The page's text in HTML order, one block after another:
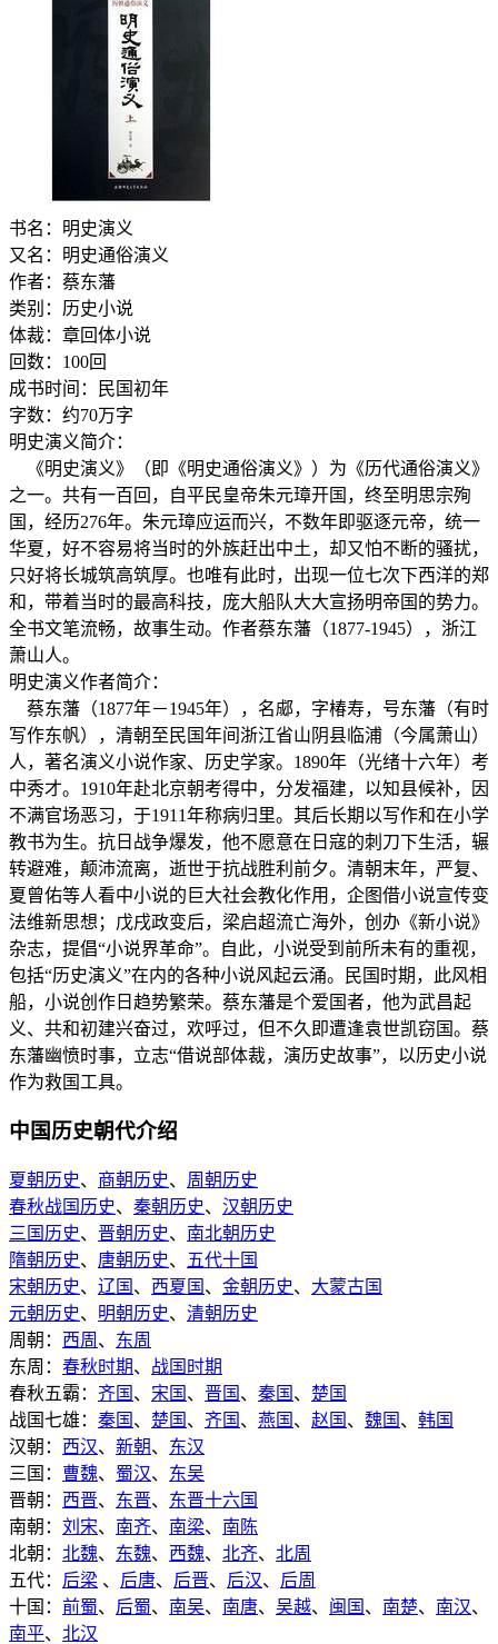
书名：明史演义
又名：明史通俗演义
作者：蔡东藩
类别：历史小说
体裁：章回体小说
回数：100回
成书时间：民国初年
字数：约70万字
明史演义简介：
《明史演义》（即《明史通俗演义》）为《历代通俗演义》
之一。共有一百回，自平民皇帝朱元璋开国，终至明思宗殉
国，经历276年。朱元璋应运而兴，不数年即驱逐元帝，统一
华夏，好不容易将当时的外族赶出中土，却又怕不断的骚扰，
只好将长城筑高筑厚。也唯有此时，出现一位七次下西洋的郑
和，带着当时的最高科技，庞大船队大大宣扬明帝国的势力。
全书文笔流畅，故事生动。作者蔡东藩（1877-1945），浙江
萧山人。
明史演义作者简介：
蔡东藩（1877年－1945年），名郕，字椿寿，号东藩（有时
写作东帆），清朝至民国年间浙江省山阴县临浦（今属萧山）
人，著名演义小说作家、历史学家。1890年（光绪十六年）考
中秀才。1910年赴北京朝考得中，分发福建，以知县候补，因
不满官场恶习，于1911年称病归里。其后长期以写作和在小学
教书为生。抗日战争爆发，他不愿意在日寇的刺刀下生活，辗
转避难，颠沛流离，逝世于抗战胜利前夕。清朝末年，严复、
夏曾佑等人看中小说的巨大社会教化作用，企图借小说宣传变
法维新思想；戊戌政变后，梁启超流亡海外，创办《新小说》
杂志，提倡“小说界革命”。自此，小说受到前所未有的重视，
包括“历史演义”在内的各种小说风起云涌。民国时期，此风相
船，小说创作日趋势繁荣。蔡东藩是个爱国者，他为武昌起
义、共和初建兴奋过，欢呼过，但不久即遭逢袁世凯窃国。蔡
东藩幽愤时事，立志“借说部体裁，演历史故事”，以历史小说
作为救国工具。
中国历史朝代介绍
夏朝历史、 商朝历史、 周朝历史
春秋战国历史、 秦朝历史、 汉朝历史
三国历史、 晋朝历史、 南北朝历史
隋朝历史、 唐朝历史、
五代十国
宋朝历史、 辽国 、 西夏国 、 金朝历史、 大蒙古国
元朝历史、 明朝历史、 清朝历史
周朝： 西周 、 东周
东周： 春秋时期、 战国时期
春秋五霸： 齐国 、 宋国 、 晋国 、 秦国 、 楚国
战国七雄： 秦国 、 楚国 、 齐国 、 燕国 、 赵国 、 魏国 、 韩国
汉朝： 西汉、 新朝、 东汉
三国： 曹魏、 蜀汉、 东吴
晋朝： 西晋、 东晋、 东晋十六国
南朝： 刘宋、 南齐、 南梁、 南陈
北朝： 北魏、 东魏、 西魏、 北齐、 北周
五代： 后梁 、 后唐、 后晋、 后汉、 后周
十国： 前蜀、 后蜀、 南吴、 南唐、 吴越、 闽国 、 南楚、 南汉、
南平、 北汉